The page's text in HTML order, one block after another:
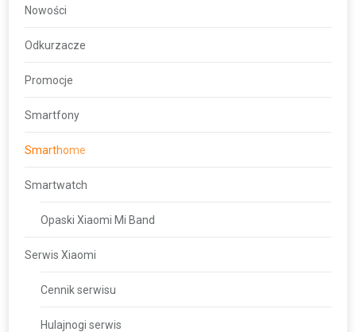
Nowości
Odkurzacze
Promocje
Smartfony
Smarthome
Smartwatch
Opaski Xiaomi Mi Band
Serwis Xiaomi
Cennik serwisu
Hulajnogi serwis